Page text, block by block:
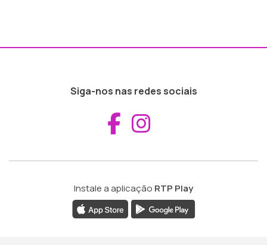
Siga-nos nas redes sociais
Aceder ao
Instale a aplicação RTP Play